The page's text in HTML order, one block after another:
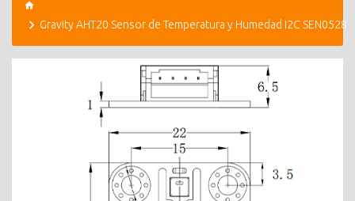
Gravity AHT20 Sensor de Temperatura y Humedad I2C SEN0528